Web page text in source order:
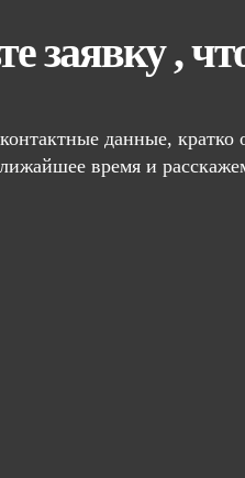
заявку ,
данные,
время и